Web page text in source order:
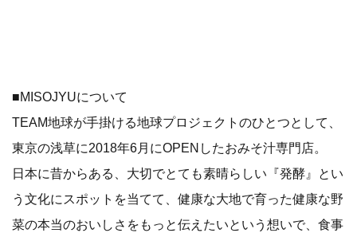
■MISOJYUについて
TEAM地球が手掛ける地球プロジェクトのひとつとして、
東京の浅草に2018年6月にOPENしたおみそ汁専門店。
日本に昔からある、大切でとても素晴らしい『発酵』とい
う文化にスポットを当てて、健康な大地で育った健康な野
菜の本当のおいしさをもっと伝えたいという想いで、食事